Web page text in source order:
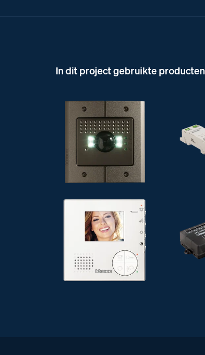
In dit project gebruikte producten